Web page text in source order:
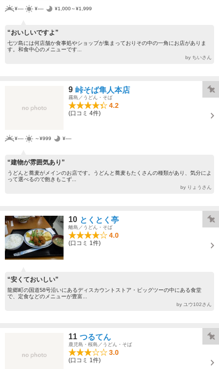
¥---- ¥---- ¥1,000～¥1,999
“おいしいですよ”
七ツ島には何店舗か食事処やショップが集まっておりその中の一角にお店がありま
す。和食中心のメニューです...
by ちいさん
9 峠そば隼人本店
霧島／うどん・そば
4.2
(口コミ 4件)
¥---- ～¥999 ¥----
“建物が雰囲気あり”
うどんと蕎麦がメインのお店です。うどんと蕎麦もたくさんの種類があり、気分によ
って選べるので飽きもこず...
by りょうさん
10 とくとく亭
離島／うどん・そば
4.0
(口コミ 1件)
“安くておいしい”
龍郷町の国道58号沿いにあるディスカウントストア・ビッグツーの中にある食堂
で、定食などのメニューが豊富...
by ユウ102さん
11 つるてん
鹿児島・桜島／うどん・そば
3.0
(口コミ 1件)